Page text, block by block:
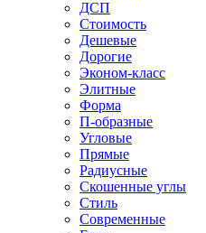
ДСП
Стоимость
Дешевые
Дорогие
Эконом-класс
Элитные
Форма
П-образные
Угловые
Прямые
Радиусные
Скошенные углы
Стиль
Современные